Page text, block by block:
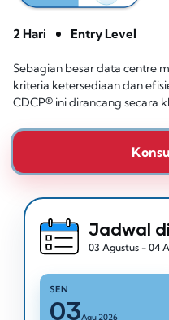
2 Hari Entry Level
Sebagian besar data centre
kriteria ketersediaan dan
CDCP® ini dirancang secara
Jadwal
03 Agustus - 04
SEN
03Agu 2026